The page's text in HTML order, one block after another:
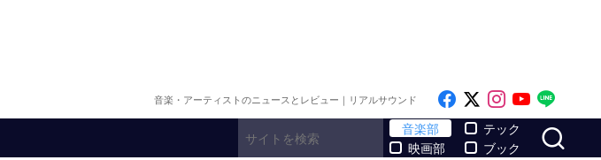
音楽・アーティストのニュースとレビュー｜リアルサウンド Like on Facebook
Follow on x
Follow on
Follow
音楽部
映画部
テック
ブック